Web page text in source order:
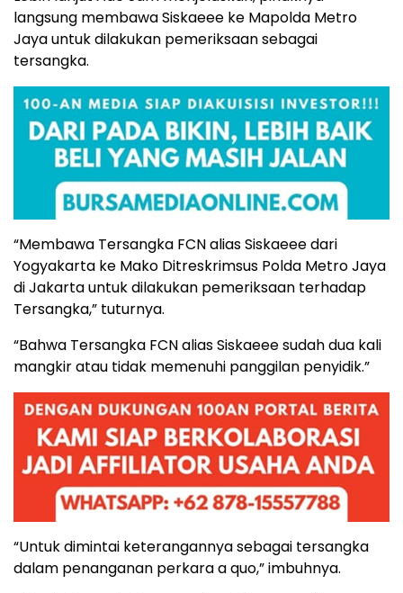
langsung membawa Siskaeee ke Mapolda Metro
Jaya untuk dilakukan pemeriksaan sebagai
tersangka.
“Membawa Tersangka FCN alias Siskaeee dari
Yogyakarta ke Mako Ditreskrimsus Polda Metro Jaya
di Jakarta untuk dilakukan pemeriksaan terhadap
Tersangka,” tuturnya.
“Bahwa Tersangka FCN alias Siskaeee sudah dua kali
mangkir atau tidak memenuhi panggilan penyidik.”
“Untuk dimintai keterangannya sebagai tersangka
dalam penanganan perkara a quo,” imbuhnya.